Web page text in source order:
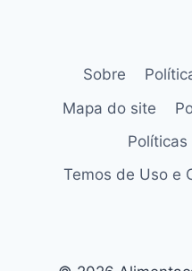
Sobre
Mapa do site
Políticas
Temos de Uso e